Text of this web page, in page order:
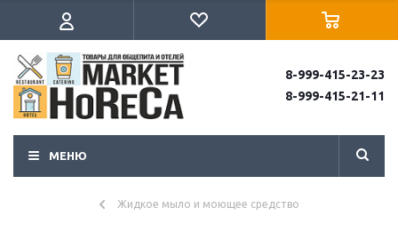
8-999-415-23-23
8-999-415-21-11
МЕНЮ
Жидкое мыло и моющее средство